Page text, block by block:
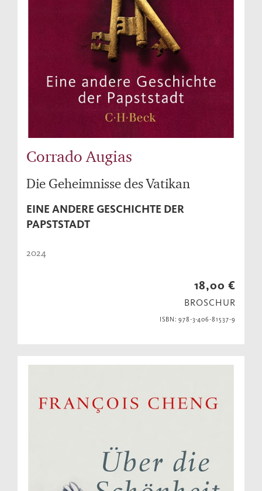
Corrado Augias
Die Geheimnisse des Vatikan
EINE ANDERE GESCHICHTE DER
PAPSTSTADT
2024
18,00 €
BROSCHUR
ISBN: 978-3-406-81537-9